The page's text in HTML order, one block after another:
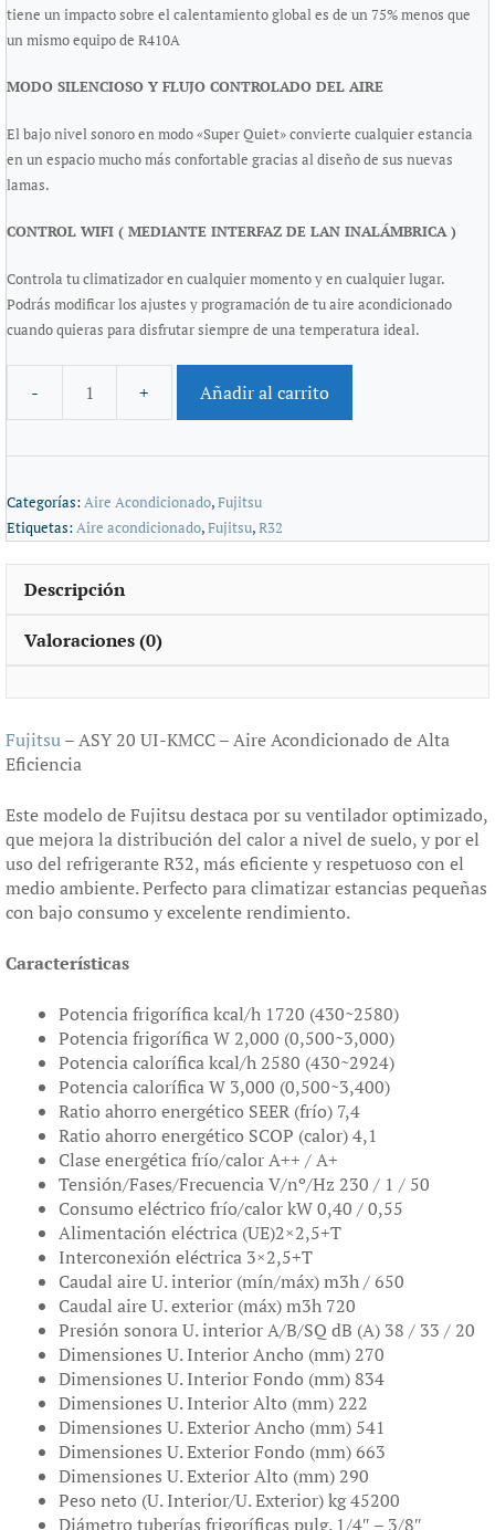
tiene un impacto sobre el calentamiento global es de un 75% menos que
un mismo equipo de R410A
MODO SILENCIOSO Y FLUJO CONTROLADO DEL AIRE
El bajo nivel sonoro en modo «Super Quiet» convierte cualquier estancia
en un espacio mucho más confortable gracias al diseño de sus nuevas
lamas.
CONTROL WIFI ( MEDIANTE INTERFAZ DE LAN INALÁMBRICA )
Controla tu climatizador en cualquier momento y en cualquier lugar.
Podrás modificar los ajustes y programación de tu aire acondicionado
cuando quieras para disfrutar siempre de una temperatura ideal.
Añadir al carrito
Categorías:Aire Acondicionado,Fujitsu
Etiquetas:Aire acondicionado,Fujitsu,R32
Descripción
Valoraciones (0)
Fujitsu– ASY 20 UI-KMCC – Aire Acondicionado de Alta
Eficiencia
Este modelo de Fujitsu destaca por su ventilador optimizado,
que mejora la distribución del calor a nivel de suelo, y por el
uso del refrigerante R32, más eficiente y respetuoso con el
medio ambiente. Perfecto para climatizar estancias pequeñas
con bajo consumo y excelente rendimiento.
Características
Potencia frigorífica kcal/h 1720 (430~2580)
Potencia frigorífica W 2,000 (0,500~3,000)
Potencia calorífica kcal/h 2580 (430~2924)
Potencia calorífica W 3,000 (0,500~3,400)
Ratio ahorro energético SEER (frío) 7,4
Ratio ahorro energético SCOP (calor) 4,1
Clase energética frío/calor A++ / A+
Tensión/Fases/Frecuencia V/nº/Hz 230 / 1 / 50
Consumo eléctrico frío/calor kW 0,40 / 0,55
Alimentación eléctrica (UE)2×2,5+T
Interconexión eléctrica 3×2,5+T
Caudal aire U. interior (mín/máx) m3h / 650
Caudal aire U. exterior (máx) m3h 720
Presión sonora U. interior A/B/SQ dB (A) 38 / 33 / 20
Dimensiones U. Interior Ancho (mm) 270
Dimensiones U. Interior Fondo (mm) 834
Dimensiones U. Interior Alto (mm) 222
Dimensiones U. Exterior Ancho (mm) 541
Dimensiones U. Exterior Fondo (mm) 663
Dimensiones U. Exterior Alto (mm) 290
Peso neto (U. Interior/U. Exterior) kg 45200
Diámetro tuberías frigoríficas pulg. 1/4″ – 3/8″